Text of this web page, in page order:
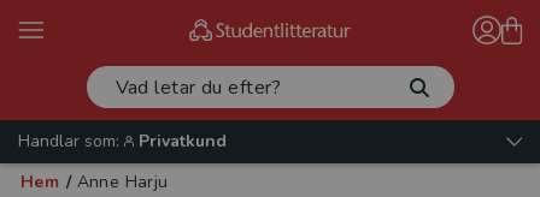
Handlar som:
Privatkund
Hem / Anne Harju